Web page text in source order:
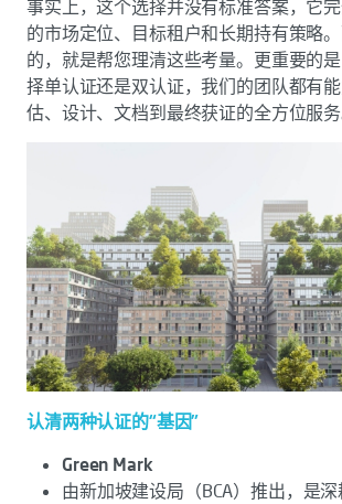
事实上，这个选择并没有标准答案，它
的市场定位、目标租户和长期持有策略
的，就是帮您理清这些考量。更重要的
择单认证还是双认证，我们的团队都有
估、设计、文档到最终获证的全方位服务
认清两种认证的“基因”
Green Mark
由新加坡建设局（BCA）推出，是